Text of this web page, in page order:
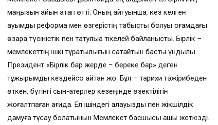
маңызын айқын атап өтті. Оның айтуынша, кез келген
ауқымды реформа мен өзгерістің табысты болуы қоғамдағы
өзара түсіністік пен татулыққа тікелей байланысты. Бірлік –
мемлекеттің ішкі тұрақтылығын сақтайтын басты құндылық.
Президент «Бірлік бар жерде – береке бар» деген
тұжырымды кездейсоқ айтқан жоқ. Бұл – тарихи тәжірибеден
өткен, бүгінгі сын-қатерлер кезеңінде өзектілігін
жоғалтпаған қағида. Ел ішіндегі алауыздық пен жікшілдік
дамуға тұсау болатынын Мемлекет басшысы ашық жеткізді.